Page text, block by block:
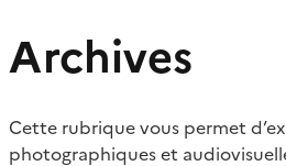
Archives
Cette rubrique vous permet
photographiques et